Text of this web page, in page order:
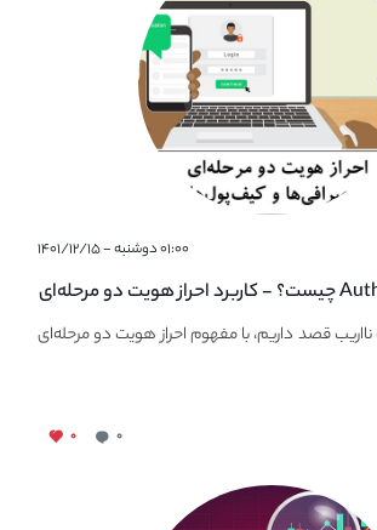
۰۱:۰۰ دوشنبه - ۱۴۰۱/۱۲/۱۵
گوگل Authenticator چیست؟ - کاربرد احراز هویت دو مرحله‌ای
پول های کریپتو
قصد داریم، با مفهوم احراز هویت دو مرحله‌ای
۰ ۰